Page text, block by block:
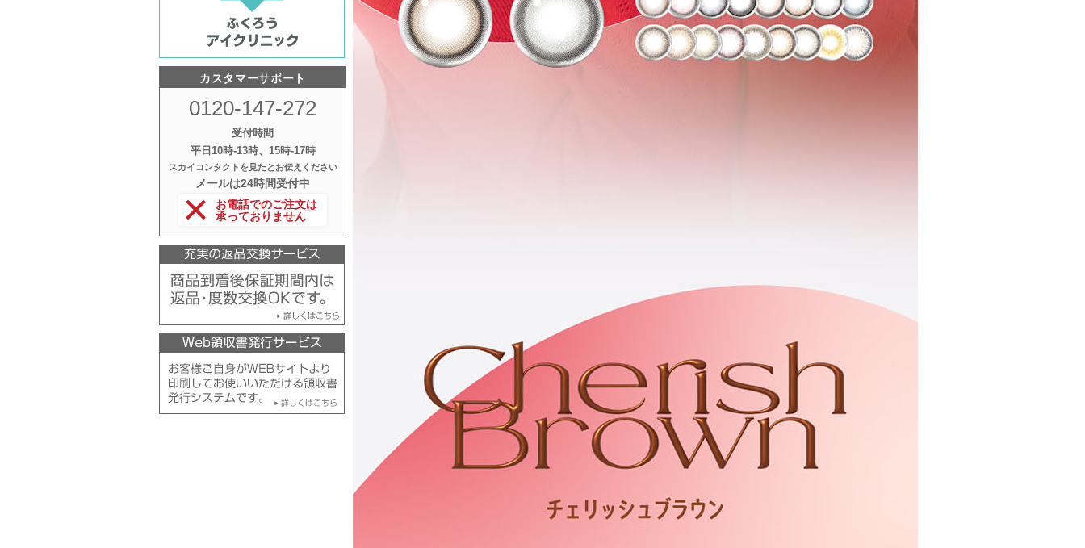
カスタマーサポート
0120-147-272
受付時間
平日10時‐13時、15時‐17時
スカイコンタクトを見たとお伝えください
メールは24時間受付中
お電話でのご注文は
承っておりません